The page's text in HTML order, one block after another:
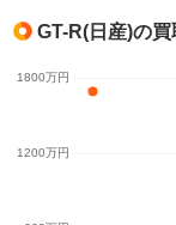
GT-R(日産)の